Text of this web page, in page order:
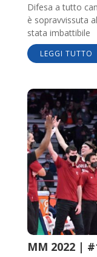
Difesa a tutto
è sopravvissuta
stata imbattibile
LEGGI TUTTO
MM 2022 |